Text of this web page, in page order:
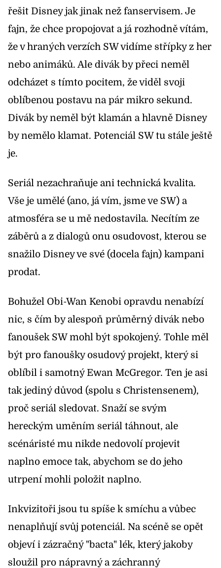
řešit Disney jak jinak než fanservisem. Je
fajn, že chce propojovat a já rozhodně vítám,
že v hraných verzích SW vidíme střípky z her
nebo animáků. Ale divák by přeci neměl
odcházet s tímto pocitem, že viděl svoji
oblíbenou postavu na pár mikro sekund.
Divák by neměl být klamán a hlavně Disney
by nemělo klamat. Potenciál SW tu stále ještě
je.
Seriál nezachraňuje ani technická kvalita.
Vše je umělé (ano, já vím, jsme ve SW) a
atmosféra se u mě nedostavila. Necítím ze
záběrů a z dialogů onu osudovost, kterou se
snažilo Disney ve své (docela fajn) kampani
prodat.
Bohužel Obi-Wan Kenobi opravdu nenabízí
nic, s čím by alespoň průměrný divák nebo
fanoušek SW mohl být spokojený. Tohle měl
být pro fanoušky osudový projekt, který si
oblíbil i samotný Ewan McGregor. Ten je asi
tak jediný důvod (spolu s Christensenem),
proč seriál sledovat. Snaží se svým
hereckým uměním seriál táhnout, ale
scénáristé mu nikde nedovolí projevit
naplno emoce tak, abychom se do jeho
utrpení mohli položit naplno.
Inkvizitoři jsou tu spíše k smíchu a vůbec
nenaplňují svůj potenciál. Na scéně se opět
objeví i zázračný "bacta" lék, který jakoby
sloužil pro nápravný a záchranný